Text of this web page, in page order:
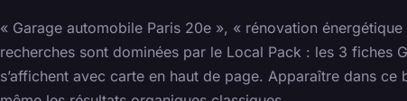
« Garage automobile Paris 20e », « rénovation
recherches sont dominées par le Local Pack : les 3 fiches
s’affichent avec carte en haut de page. Apparaître dans ce